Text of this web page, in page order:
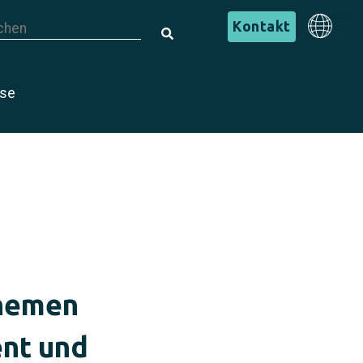
Kontakt
Deutsch
und